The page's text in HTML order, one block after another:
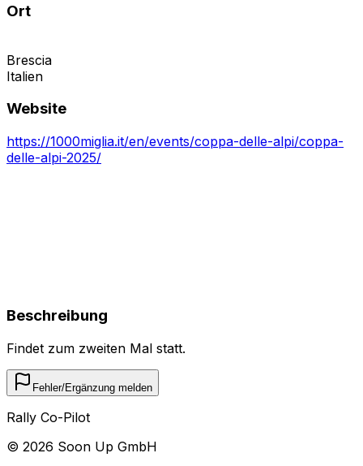
Ort
Brescia
Italien
Website
https://1000miglia.it/en/events/coppa-delle-alpi/coppa-
delle-alpi-2025/
Beschreibung
Findet zum zweiten Mal statt.
Fehler/Ergänzung melden
Rally Co-Pilot
© 2026 Soon Up GmbH